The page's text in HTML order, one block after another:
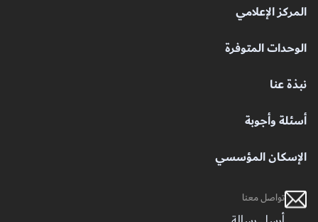
المركز الإعلامي
الوحدات المتوفرة
نبذة عنا
أسئلة وأجوبة
الإسكان المؤسسي
تواصل معنا